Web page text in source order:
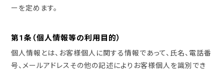
ーを定めます。
第1条（個人情報等の利用目的）
個人情報とは、お客様個人に関する情報であって、氏名、電話番
号、メールアドレスその他の記述によりお客様個人を識別でき